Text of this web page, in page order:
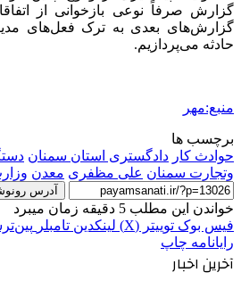
گزارش صرفاً نوعی بازخوانی از
گزارش‌های بعدی به ترک فعل‌های
حادثه می‌پردازیم.
منبع:مهر
برچسب ها
حوادث کار دادگستری استان سمنان
وتجارت سمنان علی مظفری معدن
آدرس
خواندن این مطلب 5 دقیقه زمان میبرد
فیس بوک توییتر (X) لینکدین ‫تامبلر
رایانامه چاپ
آخرین اخبار